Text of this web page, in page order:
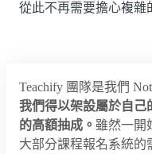
從此不再需要擔心複雜
Teachify 團隊是我們
我們得以架設屬於自己
的高額抽成。 雖然一開
大部分課程報名系統的